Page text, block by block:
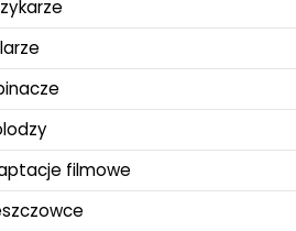
filmowe